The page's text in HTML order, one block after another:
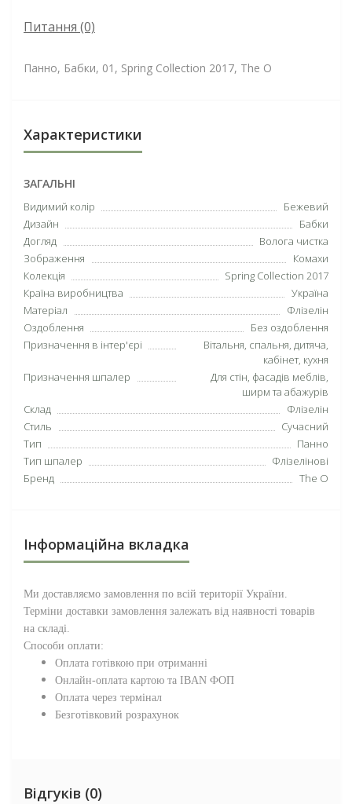
Питання (0)
Панно, Бабки, 01, Spring Collection 2017, The O
Характеристики
ЗАГАЛЬНІ
Видимий колір
Бежевий
Дизайн
Бабки
Догляд
Волога чистка
Зображення
Комахи
Колекція
Spring Collection 2017
Країна виробництва
Україна
Матеріал
Флізелін
Оздоблення
Без оздоблення
Призначення в інтер'єрі
Вітальня, спальня, дитяча,
кабінет, кухня
Призначення шпалер
Для стін, фасадів меблів,
ширм та абажурів
Склад
Флізелін
Стиль
Сучасний
Тип
Панно
Тип шпалер
Флізелінові
Бренд
The O
Інформаційна вкладка
Ми доставляємо замовлення по всій території України.
Терміни доставки замовлення залежать від наявності товарів
на складі.
Способи оплати:
Оплата готівкою при отриманні
Онлайн-оплата картою та IBAN ФОП
Оплата через термінал
Безготівковий розрахунок
Відгуків (0)